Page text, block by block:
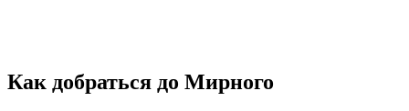
Как добраться до Мирного